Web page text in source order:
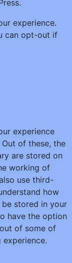
experience.
can opt-out if
experience
of these, the
are stored on
working of
use third-
how
stored in your
have the option
of some of